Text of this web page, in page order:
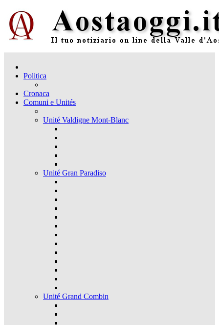
Politica
Cronaca
Comuni e Unités
Unité Valdigne Mont-Blanc
Unité Gran Paradiso
Unité Grand Combin